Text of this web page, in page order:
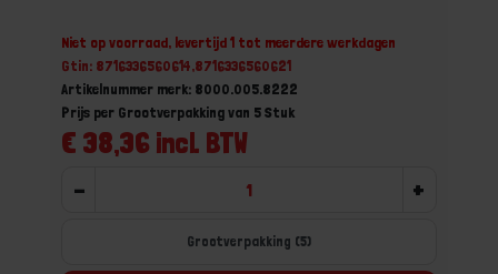
Niet op voorraad, levertijd 1 tot meerdere werkdagen
Gtin: 8716336560614,8716336560621
Artikelnummer merk: 8000.005.8222
€ 38,36 incl. BTW
Prijs per Grootverpakking van 5 Stuk
- +
Grootverpakking (5)